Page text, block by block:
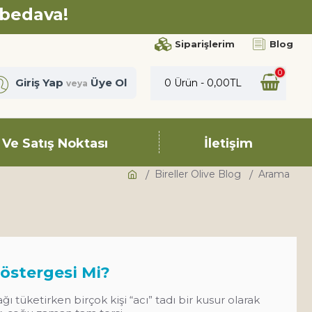
Siparişlerim Blog
Giriş Yap veya Üye Ol 0 Ürün - 0,00TL
0
Satış Noktası İletişim
Bireller Olive Blog Arama
Mi?
tüketirken birçok kişi “acı” tadı bir kusur olarak